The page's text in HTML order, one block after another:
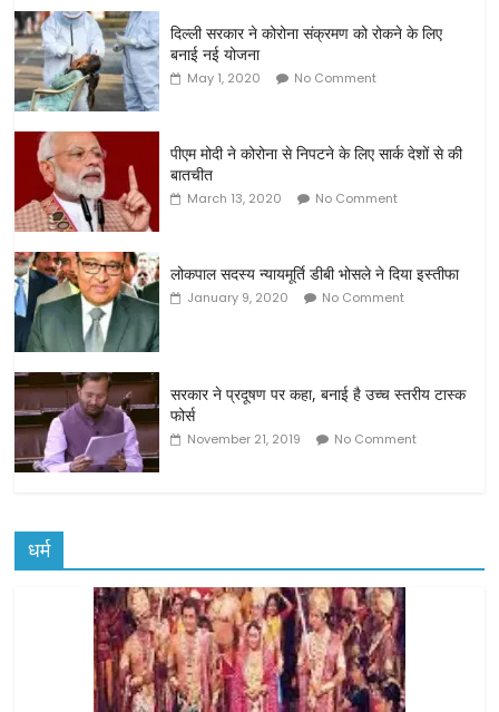
दिल्ली सरकार ने कोरोना संक्रमण को रोकने के लिए
बनाई नई योजना
May 1, 2020 No Comment
पीएम मोदी ने कोरोना से निपटने के लिए सार्क देशों से की
बातचीत
March 13, 2020 No Comment
लोकपाल सदस्य न्यायमूर्ति डीबी भोसले ने दिया इस्तीफा
January 9, 2020 No Comment
सरकार ने प्रदूषण पर कहा, बनाई है उच्च स्तरीय टास्क
फोर्स
November 21, 2019 No Comment
धर्म